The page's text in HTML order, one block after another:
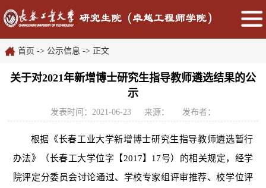
首页 -> 公示信息 -> 正文
关于对2021年新增博士研究生指导教师遴选结果的公
示
发表时间：2021-06-23 来源： 发布者：
根据 《长春工业大学新增博士研究生指导教师遴选暂行
办法》
（长春工大学位字【2017】17号） 的相关规定，经学
院评定分委员会讨论通过、学校专家组评审推荐、校学位评